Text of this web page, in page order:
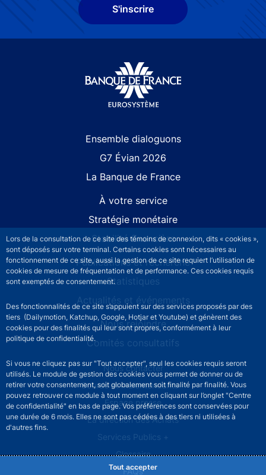
Lors de la consultation de ce site des témoins de connexion, dits « cookies »,
sont déposés sur votre terminal. Certains cookies sont nécessaires au
fonctionnement de ce site, aussi la gestion de ce site requiert l’utilisation de
cookies de mesure de fréquentation et de performance. Ces cookies requis
sont exemptés de consentement.
Des fonctionnalités de ce site s’appuient sur des services proposés par des
tiers (Dailymotion, Katchup, Google, Hotjar et Youtube) et génèrent des
cookies pour des finalités qui leur sont propres, conformément à leur
politique de confidentialité.
Si vous ne cliquez pas sur "Tout accepter", seul les cookies requis seront
utilisés. Le module de gestion des cookies vous permet de donner ou de
retirer votre consentement, soit globalement soit finalité par finalité. Vous
pouvez retrouver ce module à tout moment en cliquant sur l’onglet "Centre
de confidentialité" en bas de page. Vos préférences sont conservées pour
une durée de 6 mois. Elles ne sont pas cédées à des tiers ni utilisées à
d'autres fins.
Tout accepter
S'inscrire
Ensemble dialoguons
G7 Évian 2026
La Banque de France
À votre service
Stratégie monétaire
Stabilité financière
Publications et recherche
Statistiques
Actualités et événements
Nous rejoindre
Comités consultatifs
Footer secondary menuNous contacter
Sourds et malentendants
Espace presse
La direction des Achats
Services Publics +
Glossaire
FAQs